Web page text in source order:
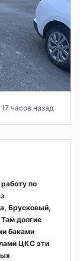
17 часов назад
по
Брусковый,
долгие
баками
ЦКС эти